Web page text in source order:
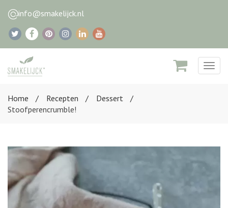
info@smakelijck.nl
Home
Recepten
Dessert
Stoofperencrumble!